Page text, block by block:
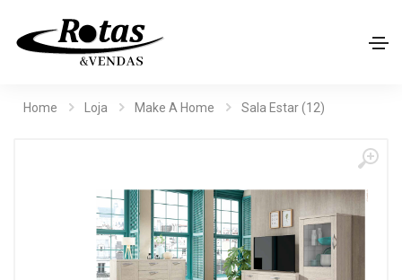
Home Loja Make A Home Sala Estar (12)